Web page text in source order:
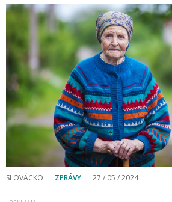
SLOVÁCKO ZPRÁVY 27 / 05 / 2024